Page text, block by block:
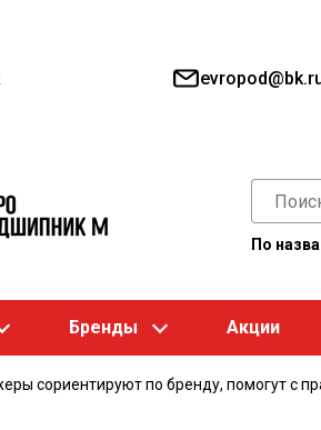
По
Бренды Акции
сориентируют по бренду, помогут с